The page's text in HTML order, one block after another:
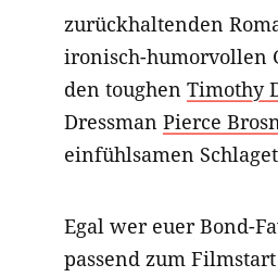
zurückhaltenden
ironisch-humorvollen
den toughen Timothy
Dressman Pierce
einfühlsamen
Egal wer euer Bond-
passend zum